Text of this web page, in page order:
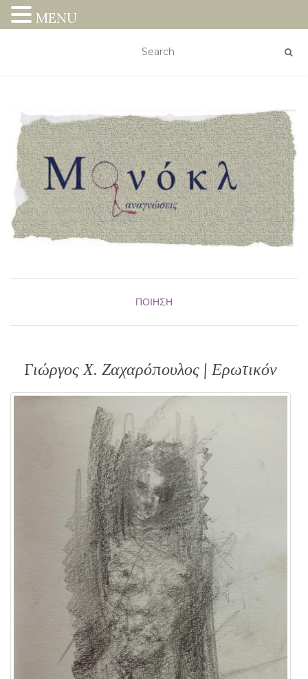
ΠΟΊΗΣΗ
Γιώργος Χ. Ζαχαρόπουλος | Ερωτικόν
MENU